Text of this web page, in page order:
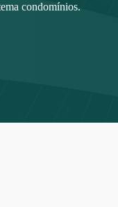
condomínios.